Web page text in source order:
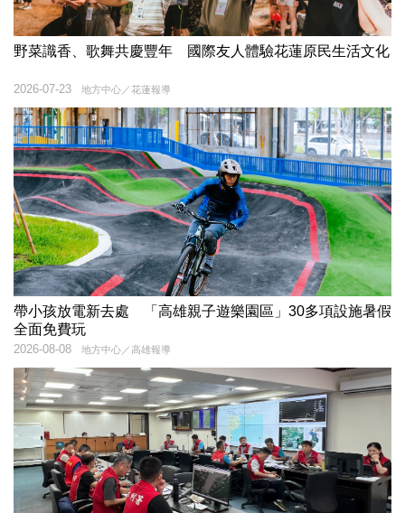
野菜識香、歌舞共慶豐年 國際友人體驗花蓮原民生活文化
地方中心／花蓮報導
2026-07-23
帶小孩放電新去處 「高雄親子遊樂園區」30多項設施暑假
全面免費玩
地方中心／高雄報導
2026-08-08